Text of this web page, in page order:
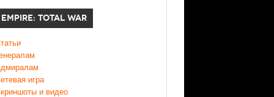
EMPIRE: TOTAL WAR
игра
и видео